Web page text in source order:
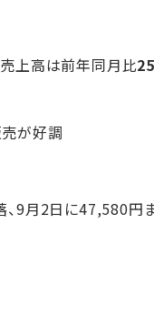
上高は前年同月比
が好調
9月2日に47,580円